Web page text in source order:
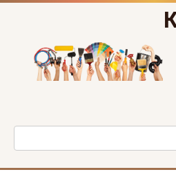
Перейти
Поиск: